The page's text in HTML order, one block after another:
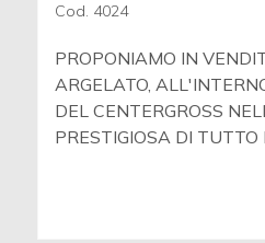
Cod. 4024
PROPONIAMO IN
ARGELATO,
DEL CENTERGROSS
PRESTIGIOSA DI TUTTO